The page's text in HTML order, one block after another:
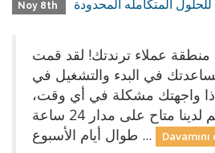
Noy 8th المتكامله المحدودة
عملاء ترندتك! لقد قمت
مساعدتك في البدء والتشغيل في
واجهتك مشكلة في أي وقت،
فإن فريق الدعم لدينا متاح على مدار 24 ساعة
طوال أيام الأسبوع ...
Davamını